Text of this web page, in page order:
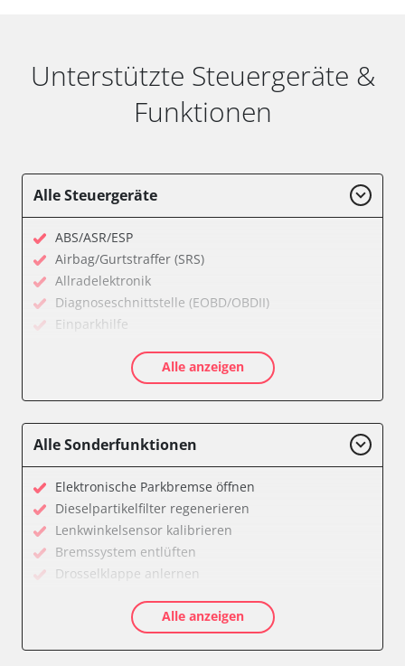
Unterstützte Steuergeräte &
Funktionen
Alle Steuergeräte
ABS/ASR/ESP
Airbag/Gurtstraffer (SRS)
Allradelektronik
Diagnoseschnittstelle (EOBD/OBDII)
Einparkhilfe
Getriebesteuerung
Karosseriesteuerung
Lichtsteuerung
Reifendruckkontrolle (RDK)
Servolenkung
Soundsystem
Wegfahrsperre
Zentralelektronik
Zentralelektronik vorne Beifahrer
Verfügbarkeit abhängig von Modell, Motorisierung, Ausstattung
und Konfiguration
Alle anzeigen
Alle Sonderfunktionen
Elektronische Parkbremse öffnen
Dieselpartikelfilter regenerieren
Lenkwinkelsensor kalibrieren
Bremssystem entlüften
Drosselklappe anlernen
Kraftstofftank entleeren
Elektronische Parkbremse kalibrieren
Alle anzeigen